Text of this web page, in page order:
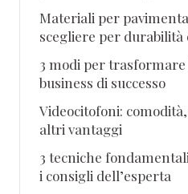
Materiali per
scegliere per durabilità
3 modi per trasformare
business di successo
Videocitofoni:
altri vantaggi
3 tecniche
i consigli dell’esperta